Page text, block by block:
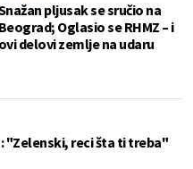
pljusak se sručio na
Beograd; Oglasio se RHMZ – i
ovi delovi zemlje na udaru
"Zelenski, reci šta ti treba"